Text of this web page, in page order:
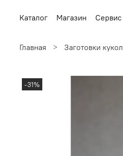
Каталог Магазин Сервис
Главная Заготовки кукол
-31%